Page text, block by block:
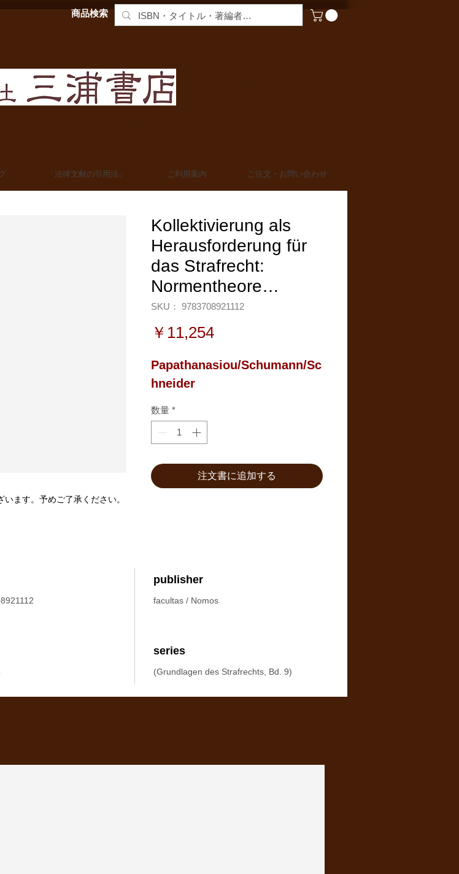
商品検索
「法律文献の引用法」 ご利用案内 ご注文・お問い合わせ
Kollektivierung als
Herausforderung für
das Strafrecht:
Normentheore…
SKU： 9783708921112
￥11,254価
Papathanasiou/Schumann/Sc
hneider
数量 *
注文書に追加する
publisher
facultas / Nomos
series
(Grundlagen des Strafrechts, Bd. 9)
ます。予めご了承ください。